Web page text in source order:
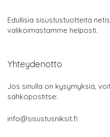
Edullisia sisustustuotteita
valikoimastamme helposti.
Yhteydenotto
Jos sinulla on kysymyksiä,
sähköpostitse:
info@sisustusniksit.fi